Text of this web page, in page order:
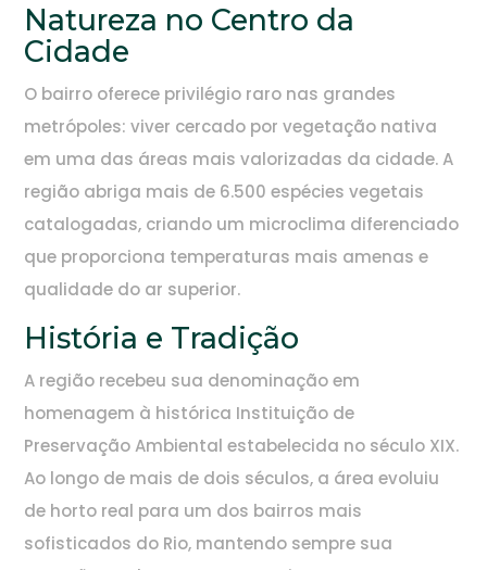
Natureza no Centro da
Cidade
O bairro oferece privilégio raro nas grandes
metrópoles: viver cercado por vegetação nativa
em uma das áreas mais valorizadas da cidade. A
região abriga mais de 6.500 espécies vegetais
catalogadas, criando um microclima diferenciado
que proporciona temperaturas mais amenas e
qualidade do ar superior.
História e Tradição
A região recebeu sua denominação em
homenagem à histórica Instituição de
Preservação Ambiental estabelecida no século XIX.
Ao longo de mais de dois séculos, a área evoluiu
de horto real para um dos bairros mais
sofisticados do Rio, mantendo sempre sua